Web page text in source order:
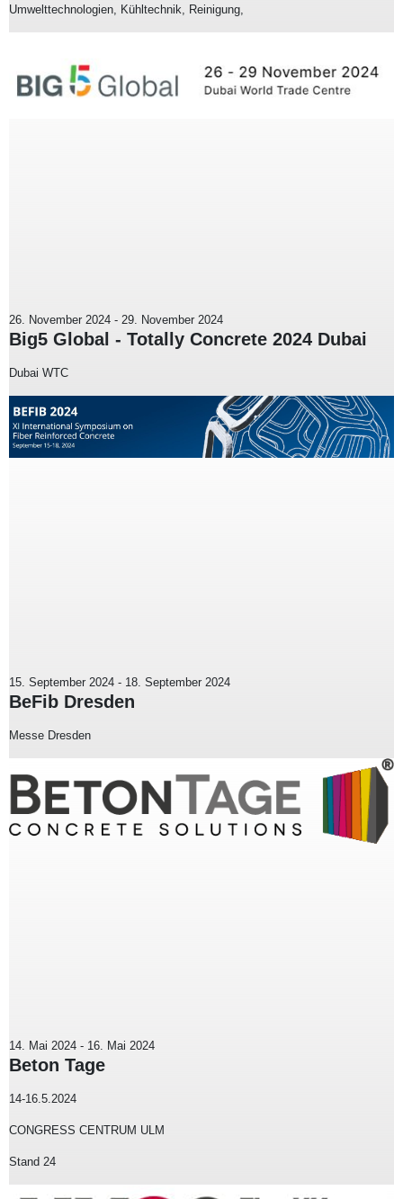
Umwelttechnologien, Kühltechnik, Reinigung,
26. November 2024 - 29. November 2024
Big5 Global - Totally Concrete 2024 Dubai
Dubai WTC
15. September 2024 - 18. September 2024
BeFib Dresden
Messe Dresden
14. Mai 2024 - 16. Mai 2024
Beton Tage
14-16.5.2024
CONGRESS CENTRUM ULM
Stand 24